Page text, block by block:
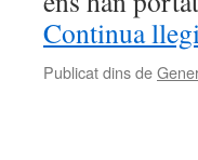
Continua
Publicat dins de